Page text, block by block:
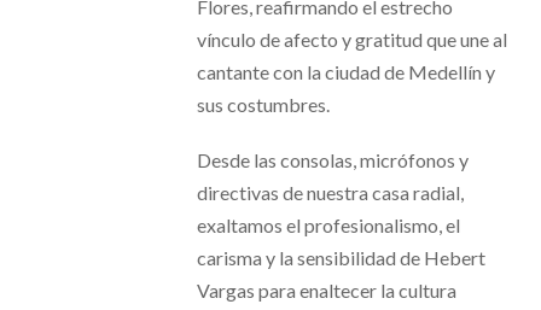
Flores, reafirmando el estrecho
vínculo de afecto y gratitud que une al
cantante con la ciudad de Medellín y
sus costumbres.
Desde las consolas, micrófonos y
directivas de nuestra casa radial,
exaltamos el profesionalismo, el
carisma y la sensibilidad de Hebert
Vargas para enaltecer la cultura